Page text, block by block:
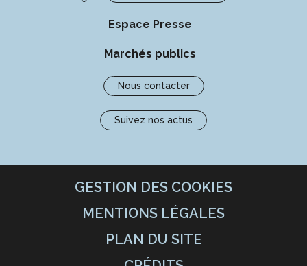
Espace Presse
Marchés publics
Nous contacter
Suivez nos actus
GESTION DES COOKIES
MENTIONS LÉGALES
PLAN DU SITE